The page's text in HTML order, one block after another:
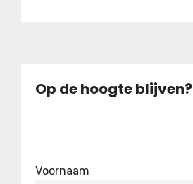
Op de hoogte blijven?
Voornaam